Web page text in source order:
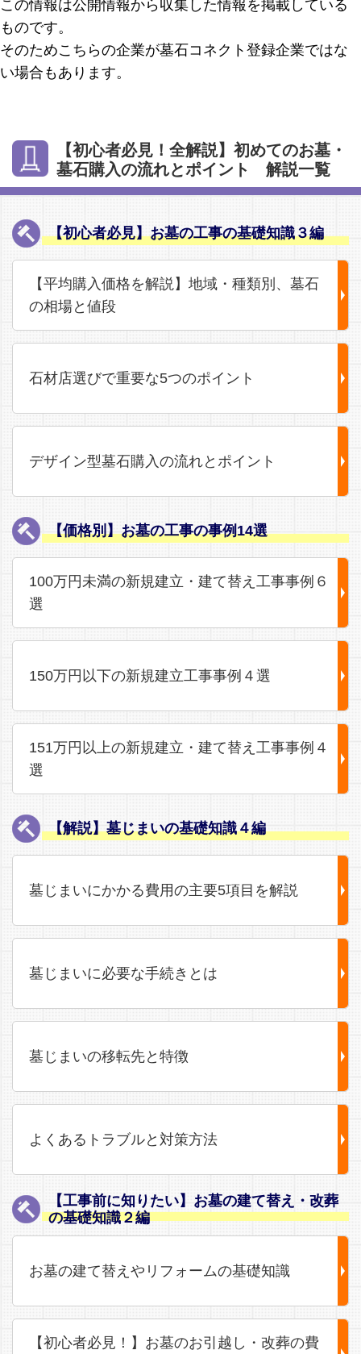
この情報は公開情報から収集した情報を掲載している
ものです。
そのためこちらの企業が墓石コネクト登録企業ではな
い場合もあります。
【初心者必見！全解説】初めてのお墓・
墓石購入の流れとポイント 解説一覧
【初心者必見】お墓の工事の基礎知識３編
【平均購入価格を解説】地域・種類別、墓石
の相場と値段
石材店選びで重要な5つのポイント
デザイン型墓石購入の流れとポイント
【価格別】お墓の工事の事例14選
100万円未満の新規建立・建て替え工事事例６
選
150万円以下の新規建立工事事例４選
151万円以上の新規建立・建て替え工事事例４
選
【解説】墓じまいの基礎知識４編
墓じまいにかかる費用の主要5項目を解説
墓じまいに必要な手続きとは
墓じまいの移転先と特徴
よくあるトラブルと対策方法
【工事前に知りたい】お墓の建て替え・改葬
の基礎知識２編
お墓の建て替えやリフォームの基礎知識
【初心者必見！】お墓のお引越し・改葬の費